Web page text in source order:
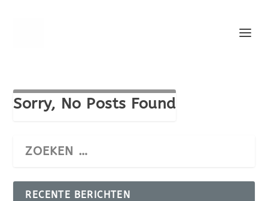
Sorry, No Posts Found
RECENTE BERICHTEN